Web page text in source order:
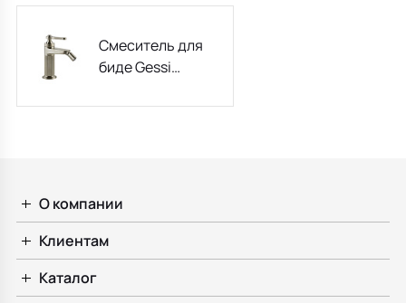
Смеситель для
биде Gessi
с донным
О компании
Клиентам
Каталог